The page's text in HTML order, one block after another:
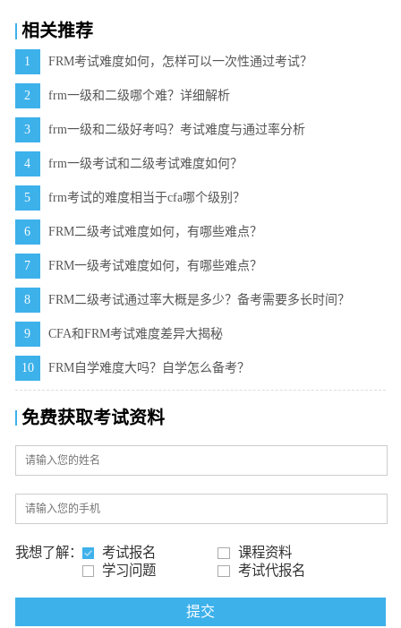
相关推荐
1 FRM考试难度如何，怎样可以一次性通过考试？
2 frm一级和二级哪个难？详细解析
3 frm一级和二级好考吗？考试难度与通过率分析
4 frm一级考试和二级考试难度如何？
5 frm考试的难度相当于cfa哪个级别？
6 FRM二级考试难度如何，有哪些难点？
7 FRM一级考试难度如何，有哪些难点？
8 FRM二级考试通过率大概是多少？备考需要多长时间？
9 CFA和FRM考试难度差异大揭秘
10 FRM自学难度大吗？自学怎么备考？
免费获取考试资料
我想了解： 考试报名
课程资料
学习问题
考试代报名
提交